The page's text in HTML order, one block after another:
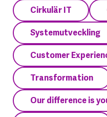
Cirkulär IT
Systemutveckling
Customer
Transformation
Our difference is